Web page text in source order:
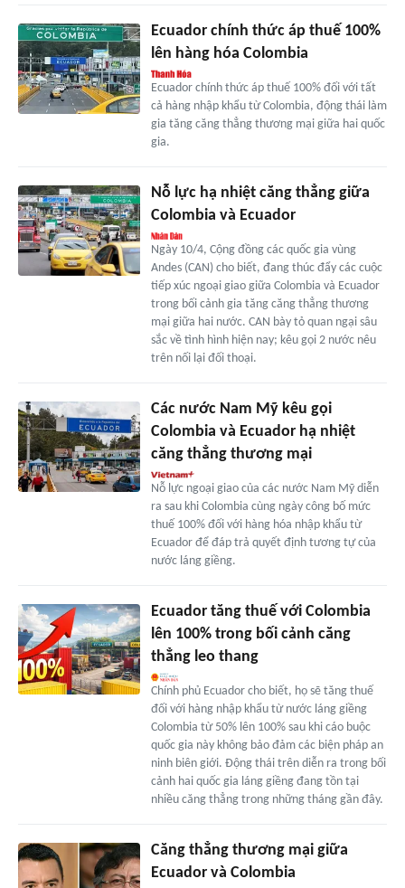
Ecuador chính thức áp thuế 100%
lên hàng hóa Colombia
Ecuador chính thức áp thuế 100% đối với tất
cả hàng nhập khẩu từ Colombia, động thái làm
gia tăng căng thẳng thương mại giữa hai quốc
gia.
Nỗ lực hạ nhiệt căng thẳng giữa
Colombia và Ecuador
Ngày 10/4, Cộng đồng các quốc gia vùng
Andes (CAN) cho biết, đang thúc đẩy các cuộc
tiếp xúc ngoại giao giữa Colombia và Ecuador
trong bối cảnh gia tăng căng thẳng thương
mại giữa hai nước. CAN bày tỏ quan ngại sâu
sắc về tình hình hiện nay; kêu gọi 2 nước nêu
trên nối lại đối thoại.
Các nước Nam Mỹ kêu gọi
Colombia và Ecuador hạ nhiệt
căng thẳng thương mại
Nỗ lực ngoại giao của các nước Nam Mỹ diễn
ra sau khi Colombia cùng ngày công bố mức
thuế 100% đối với hàng hóa nhập khẩu từ
Ecuador để đáp trả quyết định tương tự của
nước láng giềng.
Ecuador tăng thuế với Colombia
lên 100% trong bối cảnh căng
thẳng leo thang
Chính phủ Ecuador cho biết, họ sẽ tăng thuế
đối với hàng nhập khẩu từ nước láng giềng
Colombia từ 50% lên 100% sau khi cáo buộc
quốc gia này không bảo đảm các biện pháp an
ninh biên giới. Động thái trên diễn ra trong bối
cảnh hai quốc gia láng giềng đang tồn tại
nhiều căng thẳng trong những tháng gần đây.
Căng thẳng thương mại giữa
Ecuador và Colombia